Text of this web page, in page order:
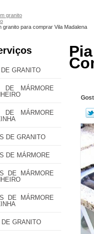
granito
granito para comprar Vila Madalena
GRANITO
DE MÁRMORE
DE MÁRMORE
DE GRANITO
DE MÁRMORE
DE MÁRMORE
DE MÁRMORE
GRANITO